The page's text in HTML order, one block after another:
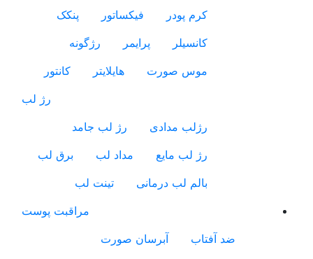
کرم پودر
فیکساتور
پنکک
کانسیلر
پرایمر
رژگونه
موس صورت
هایلایتر
کانتور
رژ لب
رژلب مدادی
رژ لب جامد
رژ لب مایع
مداد لب
برق لب
بالم لب درمانی
تینت لب
مراقبت پوست
ضد آفتاب
آبرسان صورت